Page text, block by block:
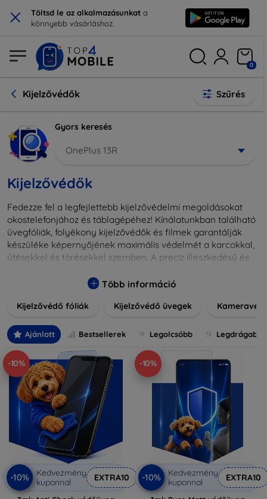
× Töltsd le az alkalmazásunkat a
könnyebb vásárláshoz.
0
Kijelzővédők Szűrés
Gyors keresés
OnePlus 13R
Kijelzővédők
Fedezze fel a legfejlettebb kijelzővédelmi megoldásokat
okostelefonjához és táblagépéhez! Kínálatunkban található
üvegfóliák, folyékony kijelzővédők és filmek garantálják
készüléke képernyőjének maximális védelmét a karcokkal,
ütésekkel és törésekkel szemben. A precíz illeszkedésű és
hanem kristálytiszta képet is biztosítanak, megőrzi a
méretű és stílusú kijelzővédőink közül, hogy a
Legyen szó teljes fedésről vagy íves kijelzővédelemről, a
minőséget szem előtt tartva kínálunk megoldásokat
minden eszközre.
Több információ
Kijelzővédő fóliák Kijelzővédő üvegek
Ajánlott Bestsellerek Legolcsóbb Legdrágabb
-10%
-10%
Kedvezmény
kuponnal
EXTRA10
-10%
-10%
Kedvezmény
kuponnal
EXTRA10